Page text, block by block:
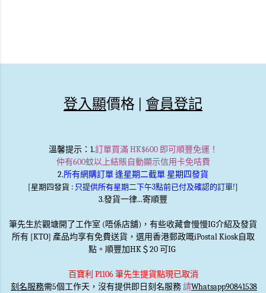
登入顯價格 | 會員登記
溫馨提示：1.訂單買滿 HK$600 即可順豐免運！
仲有600蚊以上結賬自動顯示信用卡免咭費
2.所有網購訂單 逢星期二截單 星期四發貨
[星期四發貨 : 只提供所有星期二下午3點前已付及確認的訂單!]
3.發貨一律...寄順豐
筆先生於觀塘開了工作室 (唔係店舖)，有些收藏會慢慢IG介紹及發貨
所有 [KTO] 產品均享有免費送貨，選用香港郵政嘅iPostal Kiosk自取
點。順豐加HK＄20 可IG
百寶利 P1106 筆先生提貨點現已取消
刻名服務需5個工作天，沒有提供即日刻名服務請Whatsapp90841538